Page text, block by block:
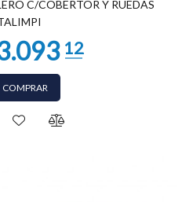
C/COBERTOR Y RUEDAS
COMPRAR